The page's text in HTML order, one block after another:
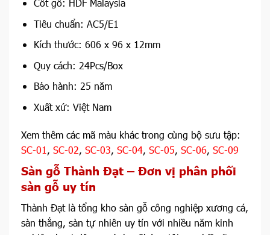
Cốt gỗ: HDF Malaysia
Tiêu chuẩn: AC5/E1
Kích thước: 606 x 96 x 12mm
Quy cách: 24Pcs/Box
Bảo hành: 25 năm
Xuất xứ: Việt Nam
Xem thêm các mã màu khác trong cùng bộ sưu tập:
SC-01, SC-02, SC-03, SC-04, SC-05, SC-06, SC-09
Sàn gỗ Thành Đạt – Đơn vị phân phối
sàn gỗ uy tín
Thành Đạt là tổng kho sàn gỗ công nghiệp xương cá,
sàn thẳng, sàn tự nhiên uy tín với nhiều năm kinh